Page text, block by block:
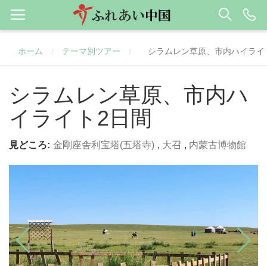
ホーム / テーマ別ツアー / シラムレン草原、市内ハイライ
シラムレン草原、市内ハ
イライト2日間
見どころ: 金剛座舎利宝塔(五塔寺) , 大召 , 内蒙古博物館